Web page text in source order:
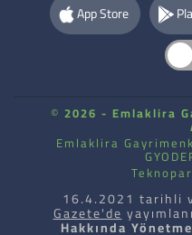
App Store
© 2026 - Emlaklira
Emlaklira
16.4.2021 tarihli
Gazete'de
Hakkında